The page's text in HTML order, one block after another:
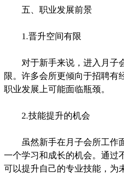
五、职业发展前景
1.晋升空间有限
对于新手来说，进入月子
限。许多会所更倾向于招聘有
职业发展上可能面临瓶颈。
2.技能提升的机会
虽然新手在月子会所工作
一个学习和成长的机会。通过
可以提升自己的专业技能，为